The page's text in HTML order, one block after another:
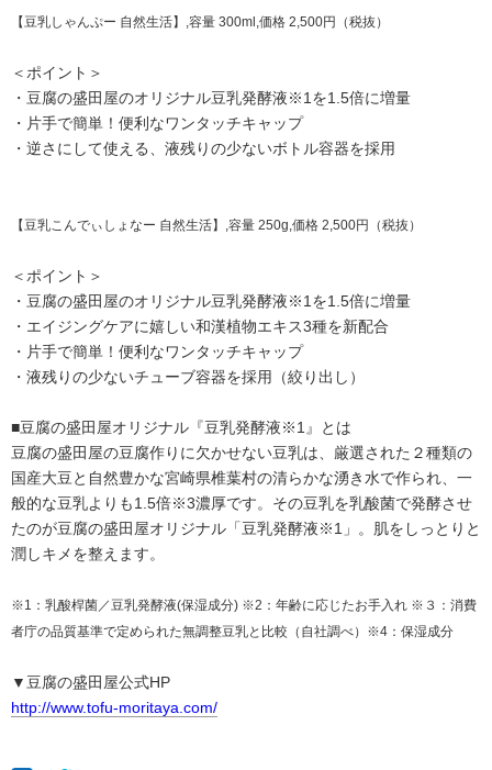
【豆乳しゃんぷー 自然生活】,容量 300ml,価格 2,500円（税抜）
＜ポイント＞
・豆腐の盛田屋のオリジナル豆乳発酵液※1を1.5倍に増量
・片手で簡単！便利なワンタッチキャップ
・逆さにして使える、液残りの少ないボトル容器を採用
【豆乳こんでぃしょなー 自然生活】,容量 250g,価格 2,500円（税抜）
＜ポイント＞
・豆腐の盛田屋のオリジナル豆乳発酵液※1を1.5倍に増量
・エイジングケアに嬉しい和漢植物エキス3種を新配合
・片手で簡単！便利なワンタッチキャップ
・液残りの少ないチューブ容器を採用（絞り出し）
■豆腐の盛田屋オリジナル『豆乳発酵液※1』とは
豆腐の盛田屋の豆腐作りに欠かせない豆乳は、厳選された２種類の
国産大豆と自然豊かな宮崎県椎葉村の清らかな湧き水で作られ、一
般的な豆乳よりも1.5倍※3濃厚です。その豆乳を乳酸菌で発酵させ
たのが豆腐の盛田屋オリジナル「豆乳発酵液※1」。肌をしっとりと
潤しキメを整えます。
※1：乳酸桿菌／豆乳発酵液(保湿成分) ※2：年齢に応じたお手入れ ※３：消費
者庁の品質基準で定められた無調整豆乳と比較（自社調べ）※4：保湿成分
▼豆腐の盛田屋公式HP
http://www.tofu-moritaya.com/